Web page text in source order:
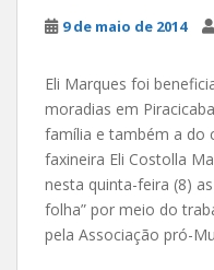
9 de maio de 2014
Eli Marques foi
moradias em
família e também a do
faxineira Eli Costolla
nesta quinta-feira (8)
folha” por meio do
pela Associação pró-